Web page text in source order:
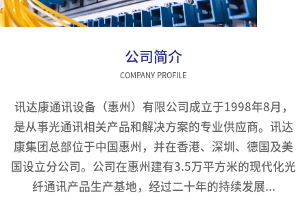
公司简介
COMPANY PROFILE
讯达康通讯设备（惠州）有限公司成立于1998年8月，
是从事光通讯相关产品和解决方案的专业供应商。讯达
康集团总部位于中国惠州，并在香港、深圳、德国及美
国设立分公司。公司在惠州建有3.5万平方米的现代化光
纤通讯产品生产基地，经过二十年的持续发展...